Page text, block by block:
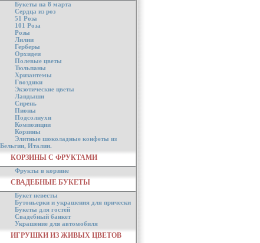
Букеты на 8 марта
Сердца из роз
51 Роза
101 Роза
Розы
Лилии
Герберы
Орхидеи
Полевые цветы
Тюльпаны
Хризантемы
Гвоздики
Экзотические цветы
Ландыши
Сирень
Пионы
Подсолнухи
Композиции
Корзины
Элитные шоколадные конфеты из
Бельгии, Италии.
КОРЗИНЫ С ФРУКТАМИ
Фрукты в корзине
СВАДЕБНЫЕ БУКЕТЫ
Букет невесты
Бутоньерки и украшения для прически
Букеты для гостей
Свадебный банкет
Украшение для автомобиля
ИГРУШКИ ИЗ ЖИВЫХ ЦВЕТОВ